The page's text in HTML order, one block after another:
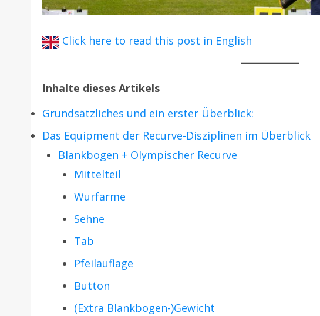
Click here to read this post in English
Inhalte dieses Artikels
Grundsätzliches und ein erster Überblick:
Das Equipment der Recurve-Disziplinen im Überblick
Blankbogen + Olympischer Recurve
Mittelteil
Wurfarme
Sehne
Tab
Pfeilauflage
Button
(Extra Blankbogen-)Gewicht